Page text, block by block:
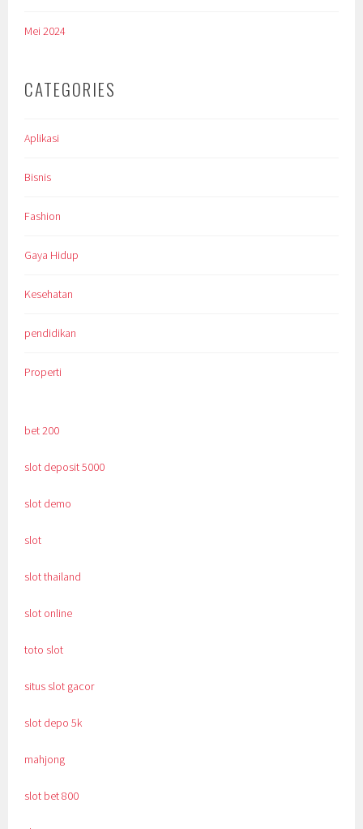
Mei 2024
CATEGORIES
Aplikasi
Bisnis
Fashion
Gaya Hidup
Kesehatan
pendidikan
Properti
bet 200
slot deposit 5000
slot demo
slot
slot thailand
slot online
toto slot
situs slot gacor
slot depo 5k
mahjong
slot bet 800